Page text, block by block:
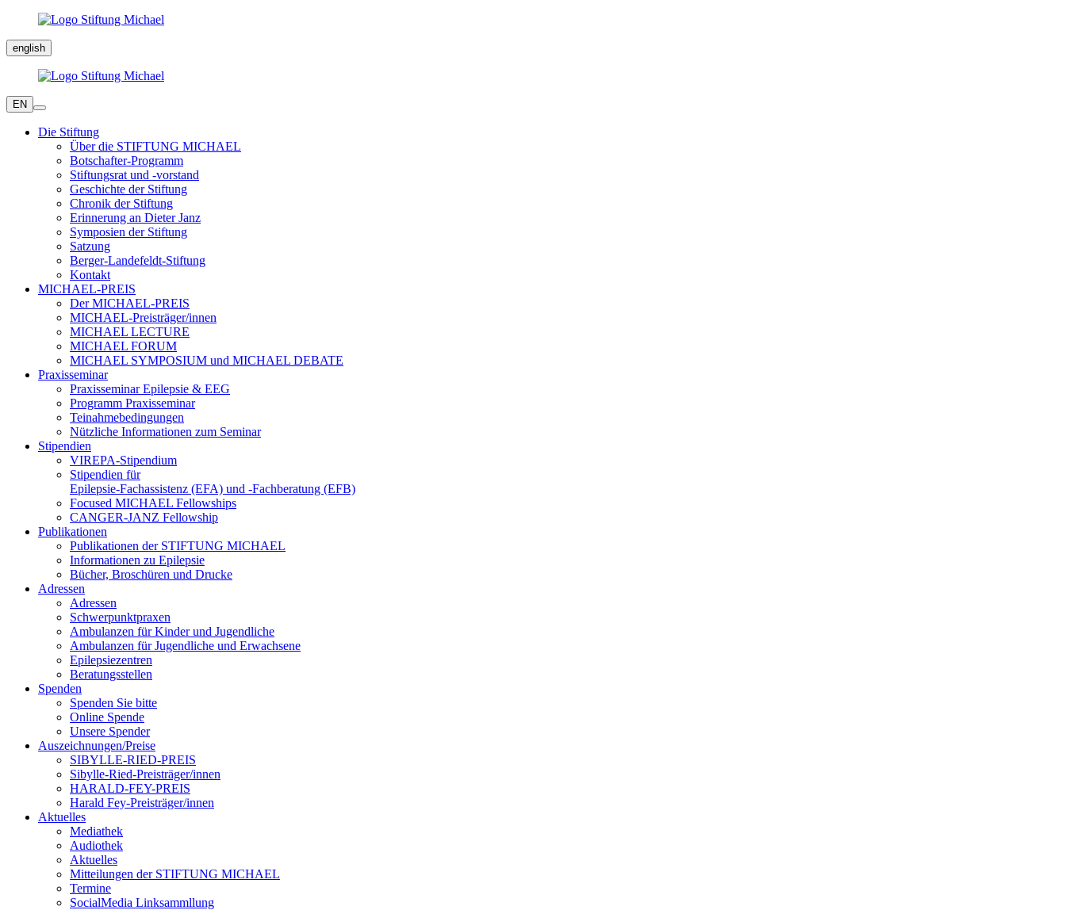
english
EN
Die Stiftung
Über die STIFTUNG MICHAEL
Botschafter-Programm
Stiftungsrat und -vorstand
Geschichte der Stiftung
Chronik der Stiftung
Erinnerung an Dieter Janz
Symposien der Stiftung
Satzung
Berger-Landefeldt-Stiftung
Kontakt
MICHAEL-PREIS
Der MICHAEL-PREIS
MICHAEL-Preisträger/innen
MICHAEL LECTURE
MICHAEL FORUM
MICHAEL SYMPOSIUM und MICHAEL DEBATE
Praxisseminar
Praxisseminar Epilepsie & EEG
Programm Praxisseminar
Teinahmebedingungen
Nützliche Informationen zum Seminar
Stipendien
VIREPA-Stipendium
Stipendien für
Epilepsie-Fachassistenz (EFA) und -Fachberatung (EFB)
Focused MICHAEL Fellowships
CANGER-JANZ Fellowship
Publikationen
Publikationen der STIFTUNG MICHAEL
Informationen zu Epilepsie
Bücher, Broschüren und Drucke
Adressen
Adressen
Schwerpunktpraxen
Ambulanzen für Kinder und Jugendliche
Ambulanzen für Jugendliche und Erwachsene
Epilepsiezentren
Beratungsstellen
Spenden
Spenden Sie bitte
Online Spende
Unsere Spender
Auszeichnungen/Preise
SIBYLLE-RIED-PREIS
Sibylle-Ried-Preisträger/innen
HARALD-FEY-PREIS
Harald Fey-Preisträger/innen
Aktuelles
Mediathek
Audiothek
Aktuelles
Mitteilungen der STIFTUNG MICHAEL
Termine
SocialMedia Linksammllung